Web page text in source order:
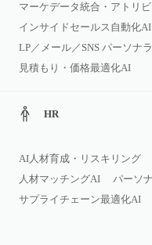
マーケデータ統合・アトリ
インサイドセールス自動化AI
LP／メール／SNS パーソナ
見積もり・価格最適化AI
HR
AI人材育成・リスキリング
人材マッチングAI
パーソ
サプライチェーン最適化AI